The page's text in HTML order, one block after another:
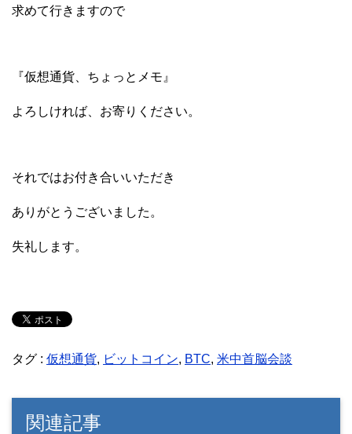
求めて行きますので
『仮想通貨、ちょっとメモ』
よろしければ、お寄りください。
それではお付き合いいただき
ありがとうございました。
失礼します。
タグ : 仮想通貨, ビットコイン, BTC, 米中首脳会談
関連記事